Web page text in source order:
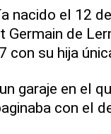
nacido el 12
Germain de
con su hija
garaje en el
con el